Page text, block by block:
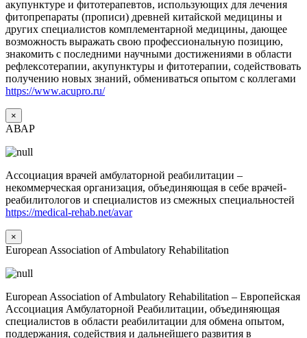
акупунктуре и фитотерапевтов, использующих для лечения
фитопрепараты (прописи) древней китайской медицины и
других специалистов комплементарной медицины, дающее
возможность выражать свою профессиональную позицию,
знакомить с последними научными достижениями в области
рефлексотерапии, акупунктуры и фитотерапии, содействовать
получению новых знаний, обмениваться опытом с коллегами
https://www.acupro.ru/
×
АВАР
Ассоциация врачей амбулаторной реабилитации –
некоммерческая организация, объединяющая в себе врачей-
реабилитологов и специалистов из смежных специальностей
https://medical-rehab.net/avar
×
European Association of Ambulatory Rehabilitation
European Association of Ambulatory Rehabilitation – Европейская
Ассоциация Амбулаторной Реабилитации, объединяющая
специалистов в области реабилитации для обмена опытом,
поддержания, содействия и дальнейшего развития в